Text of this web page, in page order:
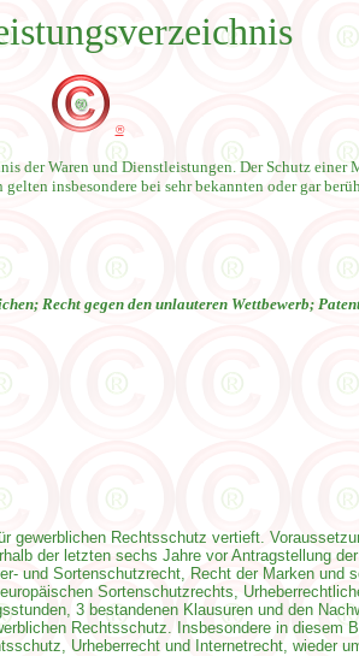
®
der Waren und Dienstleistungen. Der Schutz
insbesondere bei sehr bekannten oder gar
Recht gegen den unlauteren Wettbewerb;
gewerblichen Rechtsschutz vertieft.
der letzten sechs Jahre vor Antragstellung
und Sortenschutzrecht, Recht der Marken und
Sortenschutzrechts,
3 bestandenen Klausuren und den
Rechtsschutz. Insbesondere in
Urheberrecht und Internetrecht, wieder